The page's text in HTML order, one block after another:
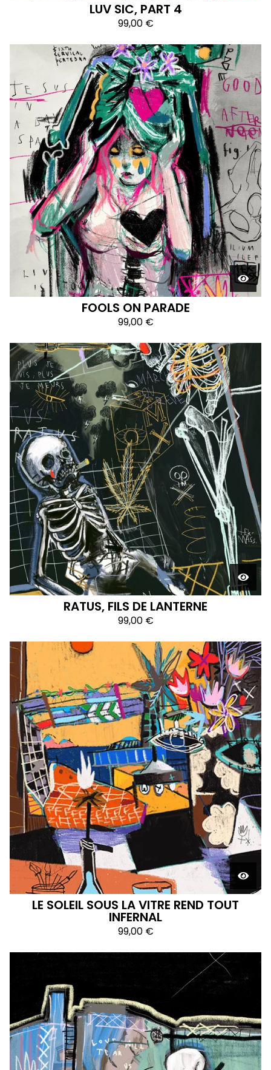
LUV SIC, PART 4
99,00 €
FOOLS ON PARADE
99,00 €
RATUS, FILS DE LANTERNE
99,00 €
LE SOLEIL SOUS LA VITRE REND TOUT
INFERNAL
99,00 €